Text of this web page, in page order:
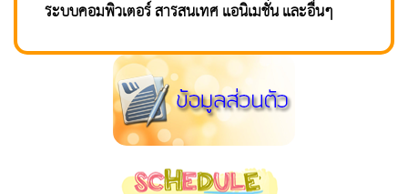
ระบบคอมพิวเตอร์ สารสนเทศ แอนิเมชั่น และอื่นๆ